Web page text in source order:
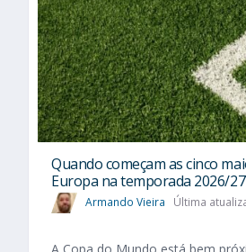
Quando começam as cinco
Europa na temporada 2026/
Armando Vieira Última